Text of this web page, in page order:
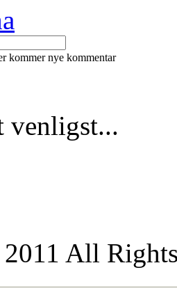
kommer nye kommentar
venligst...
All